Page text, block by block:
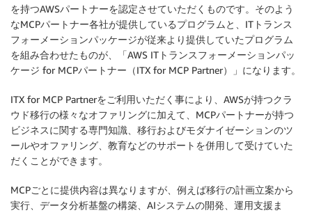
を持つAWSパートナーを認定させていただくものです。そのよう
なMCPパートナー各社が提供しているプログラムと、ITトランス
フォーメーションパッケージが従来より提供していたプログラム
を組み合わせたものが、「AWS ITトランスフォーメーションパッ
ケージ for MCPパートナー（ITX for MCP Partner）」になります。
ITX for MCP Partnerをご利用いただく事により、AWSが持つクラ
ウド移行の様々なオファリングに加えて、MCPパートナーが持つ
ビジネスに関する専門知識、移行およびモダナイゼーションのツ
ールやオファリング、教育などのサポートを併用して受けていた
だくことができます。
MCPごとに提供内容は異なりますが、例えば移行の計画立案から
実行、データ分析基盤の構築、AIシステムの開発、運用支援ま